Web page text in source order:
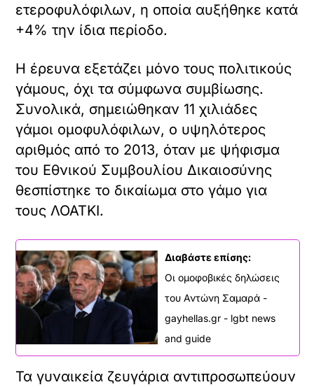
ετεροφυλόφιλων, η οποία αυξήθηκε κατά
+4% την ίδια περίοδο.
Η έρευνα εξετάζει μόνο τους πολιτικούς
γάμους, όχι τα σύμφωνα συμβίωσης.
Συνολικά, σημειώθηκαν 11 χιλιάδες
γάμοι ομοφυλόφιλων, ο υψηλότερος
αριθμός από το 2013, όταν με ψήφισμα
του Εθνικού Συμβουλίου Δικαιοσύνης
θεσπίστηκε το δικαίωμα στο γάμο για
τους ΛΟΑΤΚΙ.
Διαβάστε επίσης:
Οι ομοφοβικές δηλώσεις
του Αντώνη Σαμαρά -
gayhellas.gr - lgbt news
and guide
Τα γυναικεία ζευγάρια αντιπροσωπεύουν